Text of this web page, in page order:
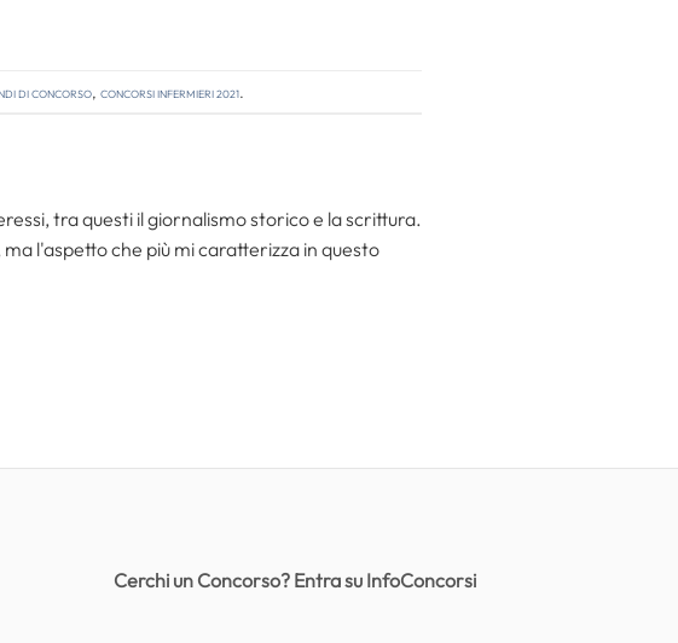
di concorso, concorsi infermieri 2021.
tra questi il giornalismo storico e la scrittura.
l'aspetto che più mi caratterizza in questo
Cerchi un Concorso? Entra su InfoConcorsi